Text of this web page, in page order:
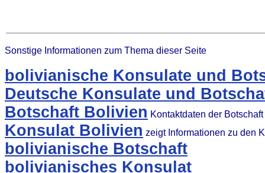
Sonstige Informationen zum Thema dieser Seite
bolivianische Konsulate und
Deutsche Konsulate und
Botschaft Bolivien Kontaktdaten der
Konsulat Bolivien zeigt Informationen zu den
bolivianische Botschaft
bolivianisches Konsulat